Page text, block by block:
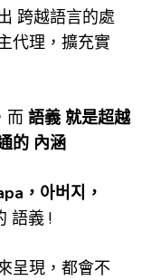
跨越語言的處
代理，擴充實
而 語義 就是超越
的 內涵
，아버지，
語義 !
呈現，都會不